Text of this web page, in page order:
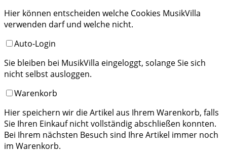
Hier können entscheiden welche Cookies MusikVilla
verwenden darf und welche nicht.
Auto-Login
Sie bleiben bei MusikVilla eingeloggt, solange Sie sich
nicht selbst ausloggen.
Warenkorb
Hier speichern wir die Artikel aus Ihrem Warenkorb, falls
Sie Ihren Einkauf nicht vollständig abschließen konnten.
Bei Ihrem nächsten Besuch sind Ihre Artikel immer noch
im Warenkorb.